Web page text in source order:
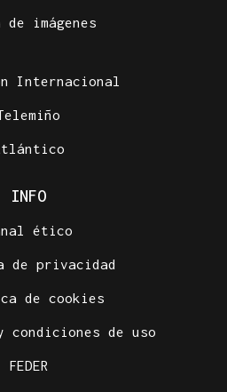
de imágenes
Internacional
INFO
ético
de privacidad
de cookies
de uso
FEDER